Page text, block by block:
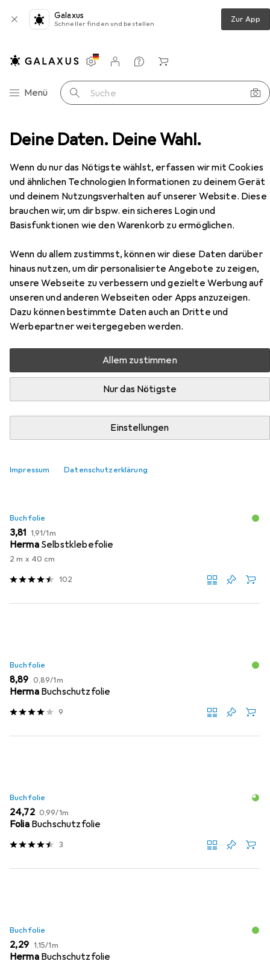
Deine Daten. Deine Wahl.
Wenn du nur das Nötigste wählst, erfassen wir mit Cookies
und ähnlichen Technologien Informationen zu deinem Gerät
und deinem Nutzungsverhalten auf unserer Website. Diese
brauchen wir, um dir bspw. ein sicheres Login und
Basisfunktionen wie den Warenkorb zu ermöglichen.
Wenn du allem zustimmst, können wir diese Daten darüber
hinaus nutzen, um dir personalisierte Angebote zu zeigen,
unsere Webseite zu verbessern und gezielte Werbung auf
unseren und anderen Webseiten oder Apps anzuzeigen.
Dazu können bestimmte Daten auch an Dritte und
Werbepartner weitergegeben werden.
Allem zustimmen
Nur das Nötigste
Einstellungen
Impressum Datenschutzerklärung
Galaxus
Schneller finden und bestellen Zur App
Navigation nach Kategorien
Menü Suche
Einstellungen
Kundenkonto
Vergleichslisten
Merklisten
Warenkorb
Bücher Ratgeber Chakras for Beginners
EUR
13,30
Chakras for Beginners
Englisch, Athena Perrakis, 2024
Zubehör für Chakras for
Beginners
for Beginners aus den Kategorien Buchfolie und
Schreibtisch Accessoire.
Relevanz
Produktliste
Buchfolie
EUR
3,81 EUR
1,91/1m
Herma Selbstklebefolie
2 m x 40 cm
102
Buchfolie
EUR
8,89 EUR
0,89/1m
Herma Buchschutzfolie
9
Buchfolie
EUR
24,72 EUR
0,99/1m
Folia Buchschutzfolie
3
Buchfolie
EUR
2,29 EUR
1,15/1m
Herma Buchschutzfolie